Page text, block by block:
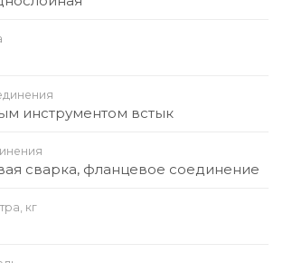
инструментом встык
сварка, фланцевое соединение
кг